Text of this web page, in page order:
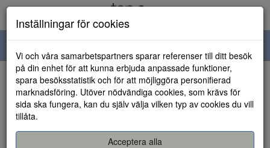
navigation
HEM
Inställningar för cookies
Vi och våra samarbetspartners sparar referenser till ditt besök
på din enhet för att kunna erbjuda anpassade funktioner,
spara besöksstatistik och för att möjliggöra personifierad
marknadsföring. Utöver nödvändiga cookies, som krävs för
sida ska fungera, kan du själv välja vilken typ av cookies du vill
tillåta.
Acceptera alla